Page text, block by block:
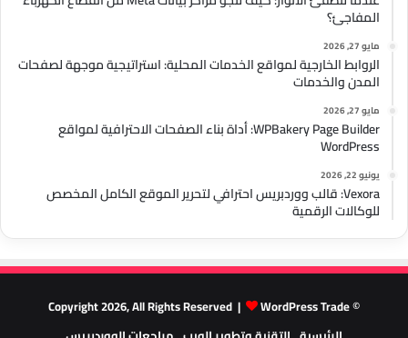
المفاجئ؟
مايو 27, 2026
الروابط الخارجية لمواقع الخدمات المحلية: استراتيجية موجهة لصفحات
المدن والخدمات
مايو 27, 2026
WPBakery Page Builder: أداة بناء الصفحات الاحترافية لمواقع
WordPress
يونيو 22, 2026
Vexora: قالب ووردبريس احترافي لتحرير الموقع الكامل المخصص
للوكالات الرقمية
© Copyright 2026, All Rights Reserved |
WordPress Trade